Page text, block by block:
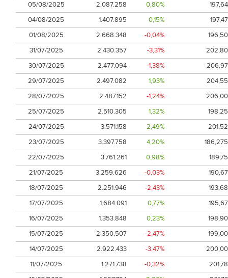
05/08/2025
2.087.258 0,80%
197,64
04/08/2025
1.407.895 0,15%
197,47
01/08/2025
2.668.348 -0,04%
196,50
31/07/2025
2.430.357 -3,31%
202,80
30/07/2025
2.477.094 -1,38%
206,97
29/07/2025
2.497.082 1,93%
204,55
28/07/2025
2.487.152 -1,24%
206,00
25/07/2025
2.510.305 1,32%
198,25
24/07/2025
3.571.158 2,49%
201,52
23/07/2025
3.397.758 4,20%
186,275
22/07/2025
3.761.261 0,98%
189,75
21/07/2025
3.259.626 -0,03%
190,67
18/07/2025
2.251.946 -2,43%
193,68
17/07/2025
1.684.091 0,77%
195,67
16/07/2025
1.353.848 0,23%
198,90
15/07/2025
2.350.507 -2,47%
199,00
14/07/2025
2.922.433 -3,47%
200,00
11/07/2025
1.271.738 -0,32%
201,78